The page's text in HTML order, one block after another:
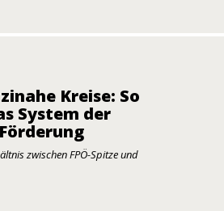
Kreise: So
System der
zwischen FPÖ-Spitze und